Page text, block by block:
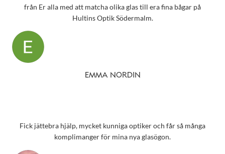
från Er alla med att matcha olika glas till era fina bågar på
Hultins Optik Södermalm.
EMMA NORDIN
Fick jättebra hjälp, mycket kunniga optiker och får så många
komplimanger för mina nya glasögon.